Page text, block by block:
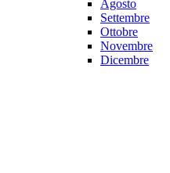
Agosto
Settembre
Ottobre
Novembre
Dicembre